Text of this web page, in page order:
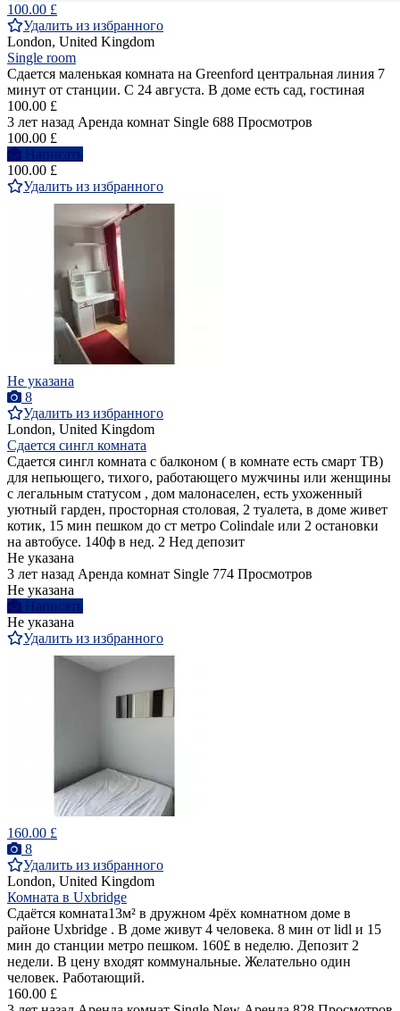
100.00 £
Удалить из избранного
London, United Kingdom
Single room
Сдается маленькая комната на Greenford центральная линия 7
минут от станции. С 24 августа. В доме есть сад, гостиная
100.00 £
3 лет назад Аренда комнат Single 688 Просмотров
100.00 £
Написать
100.00 £
Удалить из избранного
Не указана
8
Удалить из избранного
London, United Kingdom
Сдается сингл комната
Сдается сингл комната с балконом ( в комнате есть смарт ТВ)
для непьющего, тихого, работающего мужчины или женщины
с легальным статусом , дом малонаселен, есть ухоженный
уютный гарден, просторная столовая, 2 туалета, в доме живет
котик, 15 мин пешком до ст метро Colindale или 2 остановки
на автобусе. 140ф в нед. 2 Нед депозит
Не указана
3 лет назад Аренда комнат Single 774 Просмотров
Не указана
Написать
Не указана
Удалить из избранного
160.00 £
8
Удалить из избранного
London, United Kingdom
Комната в Uxbridge
Сдаётся комната13м² в дружном 4рёх комнатном доме в
районе Uxbridge . В доме живут 4 человека. 8 мин от lidl и 15
мин до станции метро пешком. 160£ в неделю. Депозит 2
недели. В цену входят коммунальные. Желательно один
человек. Работающий.
160.00 £